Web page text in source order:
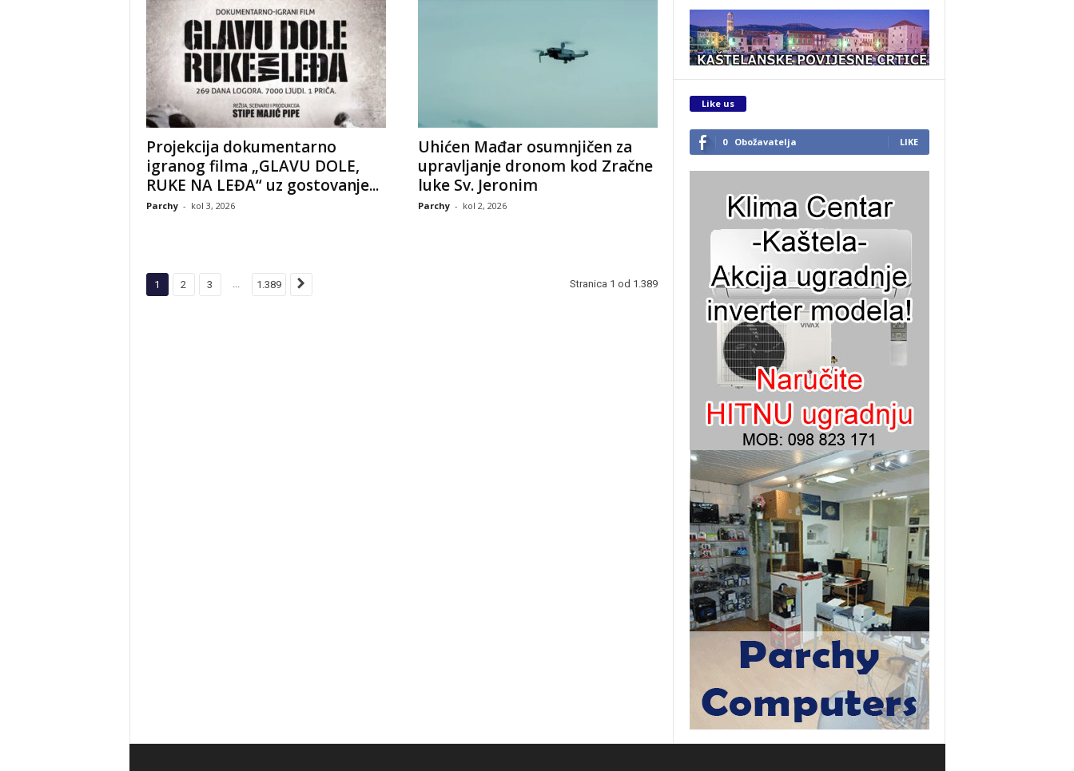
Projekcija dokumentarno
igranog filma „GLAVU DOLE,
RUKE NA LEĐA“ uz gostovanje...
Parchy - kol 3, 2026
Uhićen Mađar osumnjičen za
upravljanje dronom kod Zračne
luke Sv. Jeronim
Parchy - kol 2, 2026
1 2 3 ... 1.389 Stranica 1 od 1.389
Like us
0 Obožavatelja LIKE